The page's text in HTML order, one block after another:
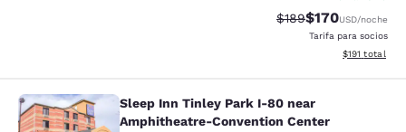
Precio tachado:
$189Precio con
$170USD/noche
Tarifa para socios
Ver detalles
$191 total
Sleep Inn Tinley Park I-80 near
Sleep Inn Tinley Park I-80 near
Amphitheatre-Convention Center